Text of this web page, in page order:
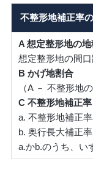
不整形地補正率
A 想定整形地の地
想定整形地の間
B かげ地割合
（A － 不整形地
C 不整形地補正率
a. 不整形地補正
b. 奥行長大補正
a.かb.のうち、い